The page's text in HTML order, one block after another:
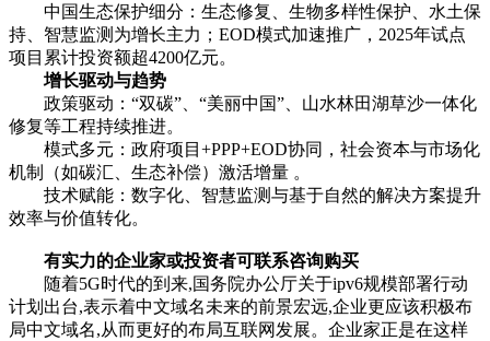
中国生态保护细分：生态修复、生物多样性保护、水土保
持、智慧监测为增长主力；EOD模式加速推广，2025年试点
项目累计投资额超4200亿元。
增长驱动与趋势
政策驱动：“双碳”、“美丽中国”、山水林田湖草沙一体化
修复等工程持续推进。
模式多元：政府项目+PPP+EOD协同，社会资本与市场化
机制（如碳汇、生态补偿）激活增量 。
技术赋能：数字化、智慧监测与基于自然的解决方案提升
效率与价值转化。
有实力的企业家或投资者可联系咨询购买
随着5G时代的到来,国务院办公厅关于ipv6规模部署行动
计划出台,表示着中文域名未来的前景宏远,企业更应该积极布
局中文域名,从而更好的布局互联网发展。企业家正是在这样